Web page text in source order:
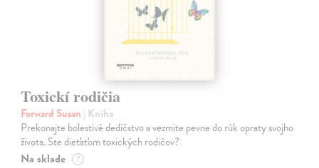
Toxickí rodičia
Forward Susan | Kniha
Prekonajte bolestivé dedičstvo a vezmite pevne do rúk opraty svojho
života. Ste dieťaťom toxických rodičov?
Na sklade ?